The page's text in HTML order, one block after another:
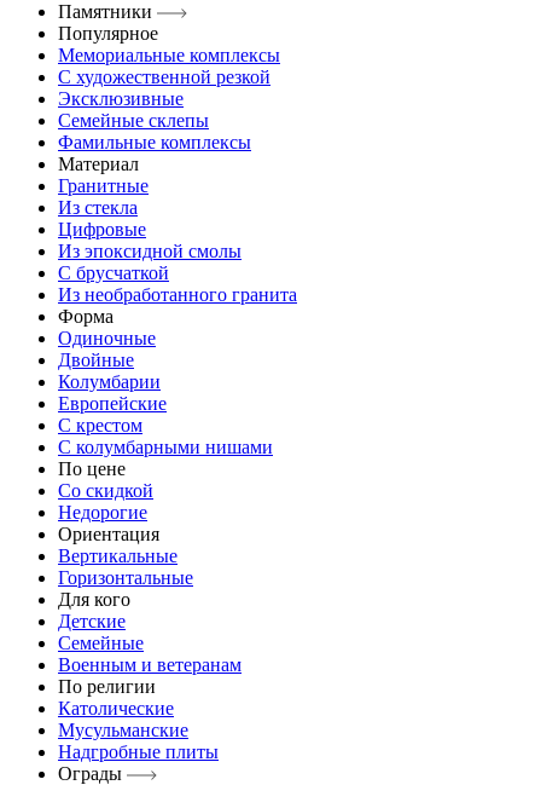
Памятники
Популярное
Мемориальные комплексы
С художественной резкой
Эксклюзивные
Семейные склепы
Фамильные комплексы
Материал
Гранитные
Из стекла
Цифровые
Из эпоксидной смолы
С брусчаткой
Из необработанного гранита
Форма
Одиночные
Двойные
Колумбарии
Европейские
С крестом
С колумбарными нишами
По цене
Со скидкой
Недорогие
Ориентация
Вертикальные
Горизонтальные
Для кого
Детские
Семейные
Военным и ветеранам
По религии
Католические
Мусульманские
Надгробные плиты
Ограды